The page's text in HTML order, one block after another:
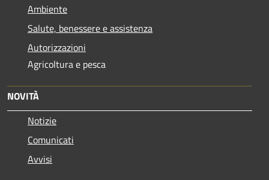
Ambiente
Salute, benessere e assistenza
Autorizzazioni
Agricoltura e pesca
NOVITÀ
Notizie
Comunicati
Avvisi